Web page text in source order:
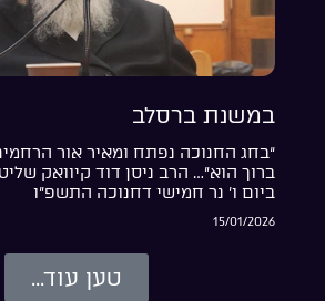
במשנת ברסלב
“בחג החנוכה נפתח ומאיר אור
ברוך הוא”… הרב ניסן דוד קיוואק
ביום ו’ נר חמישי דחנוכה התשפ”ו
15/01/2026
טען עוד...